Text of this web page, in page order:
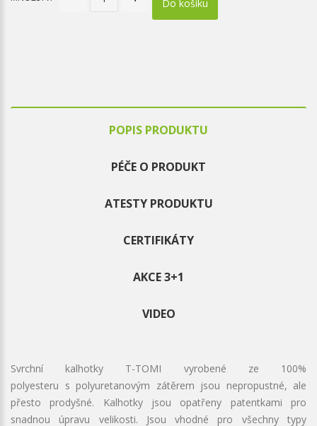
Do košíku
POPIS PRODUKTU
PÉČE O PRODUKT
ATESTY PRODUKTU
CERTIFIKÁTY
AKCE 3+1
VIDEO
Svrchní kalhotky T-TOMI vyrobené ze 100%
polyesteru s polyuretanovým zátěrem jsou nepropustné, ale
přesto prodyšné. Kalhotky jsou opatřeny patentkami pro
snadnou úpravu velikosti. Jsou vhodné pro všechny typy